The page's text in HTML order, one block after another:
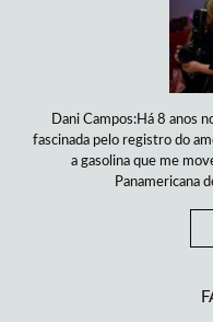
Dani Campos:Há 8 anos
fascinada pelo registro do
a gasolina que me
Panamericana